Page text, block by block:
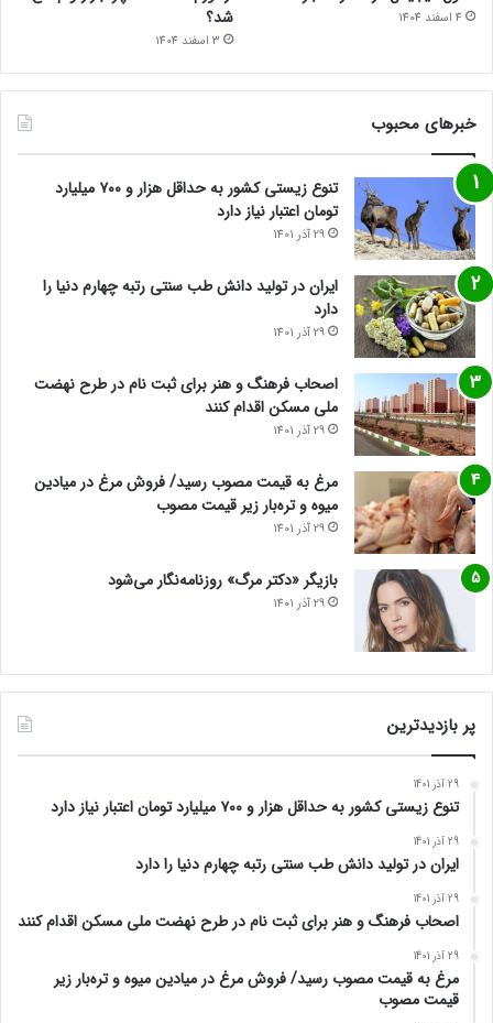
4 اسفند 1404
شد؟
3 اسفند 1404
خبرهای محبوب
تنوع زیستی کشور به حداقل هزار و ۷۰۰ میلیارد
تومان اعتبار نیاز دارد
29 آذر 1401
ایران در تولید دانش طب سنتی رتبه چهارم دنیا را
دارد
29 آذر 1401
اصحاب فرهنگ و هنر برای ثبت نام در طرح نهضت
ملی مسکن اقدام کنند
29 آذر 1401
مرغ به قیمت مصوب رسید/ فروش مرغ در میادین
میوه و تره‌بار زیر قیمت مصوب
29 آذر 1401
بازیگر «دکتر مرگ» روزنامه‌نگار می‌شود
29 آذر 1401
پر بازدیدترین
29 آذر 1401
تنوع زیستی کشور به حداقل هزار و ۷۰۰ میلیارد تومان اعتبار نیاز دارد
29 آذر 1401
ایران در تولید دانش طب سنتی رتبه چهارم دنیا را دارد
29 آذر 1401
اصحاب فرهنگ و هنر برای ثبت نام در طرح نهضت ملی مسکن اقدام کنند
29 آذر 1401
مرغ به قیمت مصوب رسید/ فروش مرغ در میادین میوه و تره‌بار زیر
قیمت مصوب